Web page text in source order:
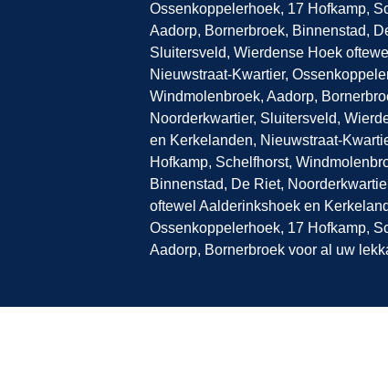
Ossenkoppelerhoek, 17 Hofkamp,
Aadorp, Bornerbroek, Binnenstad,
Sluitersveld, Wierdense Hoek
Nieuwstraat-Kwartier,
Windmolenbroek, Aadorp,
Noorderkwartier, Sluitersveld,
en Kerkelanden, Nieuwstraat-
Hofkamp, Schelfhorst,
Binnenstad, De Riet,
oftewel Aalderinkshoek en
Ossenkoppelerhoek, 17 Hofkamp,
Aadorp, Bornerbroek voor al uw